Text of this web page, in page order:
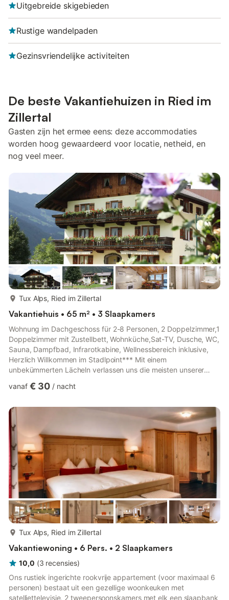
Uitgebreide skigebieden
Rustige wandelpaden
Gezinsvriendelijke activiteiten
De beste Vakantiehuizen in Ried im
Zillertal
Gasten zijn het ermee eens: deze accommodaties
worden hoog gewaardeerd voor locatie, netheid, en
nog veel meer.
Tux Alps, Ried im Zillertal
Vakantiehuis • 65 m² • 3 Slaapkamers
Wohnung im Dachgeschoss für 2-8 Personen, 2 Doppelzimmer,1
Doppelzimmer mit Zustellbett, Wohnküche,Sat-TV, Dusche, WC,
Sauna, Dampfbad, Infrarotkabine, Wellnessbereich inklusive,
Herzlich Willkommen im Stadlpoint*** Mit einem
unbekümmerten Lächeln verlassen uns die meisten unserer
Stadlpoint steht für Urlaub in seiner reinsten Form, bei dem das
schönsten Tage im Jahr ganz natürlich Im Ferienhof Stadlpoint.
Unser Ferienhof liegt in Tirol, in der Gemeinde Ried –
Kaltenbach. A...
vanaf € 30 / nacht
Tux Alps, Ried im Zillertal
Vakantiewoning • 6 Pers. • 2 Slaapkamers
10,0 (3 recensies)
Ons rustiek ingerichte rookvrije appartement (voor maximaal 6
personen) bestaat uit een gezellige woonkeuken met
satelliettelevisie, 2 tweepersoonskamers met elk een slaapbank